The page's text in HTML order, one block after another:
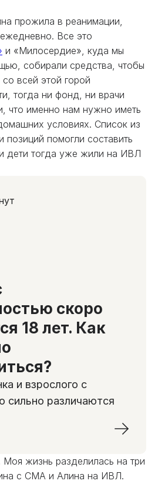
прожила в реанимации,
Все это
и «Милосердие», куда мы
собирали средства, чтобы
всей этой горой
тогда ни фонд, ни врачи
что именно нам нужно иметь
условиях. Список из
позиций помогли составить
дети тогда уже жили на ИВЛ
скоро
18 лет. Как
и взрослого с
сильно различаются
Моя жизнь разделилась на три
с СМА и Алина на ИВЛ.